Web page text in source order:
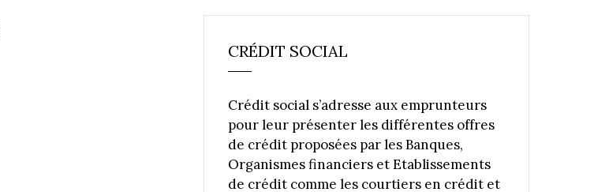
CRÉDIT SOCIAL
Crédit social s’adresse aux emprunteurs
pour leur présenter les différentes offres
de crédit proposées par les Banques,
Organismes financiers et Etablissements
de crédit comme les courtiers en crédit et